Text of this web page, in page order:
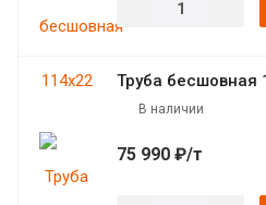
Труба бесшовная
В наличии
75 990 ₽/т